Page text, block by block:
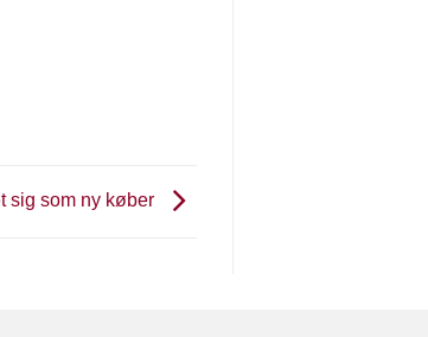
sig som ny køber